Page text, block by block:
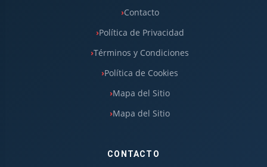
Contacto
Política de Privacidad
Términos y Condiciones
Política de Cookies
Mapa del Sitio
Mapa del Sitio
CONTACTO